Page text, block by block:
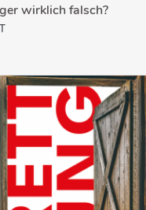
wirklich falsch?